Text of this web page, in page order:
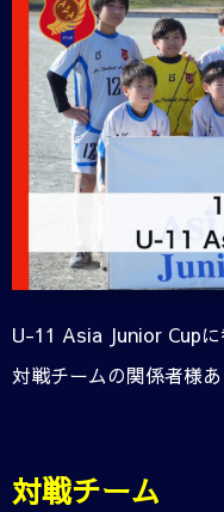
U-11 Asia Junior Cupに
対戦チームの関係者様
対戦チーム